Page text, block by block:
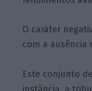
O caráter
com a ausência
Este conjunto